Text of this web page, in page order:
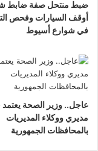
ضبط منتحل صفة ضابط
أوقف السيارات وفحص
في شوارع أسيوط
عاجل.. وزير الصحة
مديري ووكلاء المديريات
بالمحافظات الجمهورية